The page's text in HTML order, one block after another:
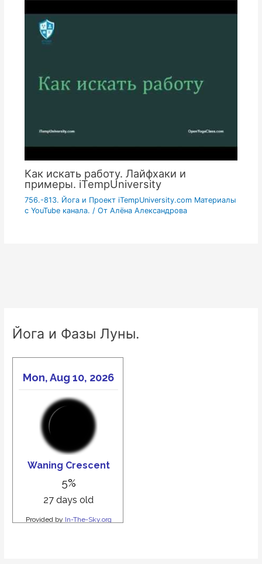
Как искать работу. Лайфхаки и
примеры. iTempUniversity
756.-813. Йога и Проект iTempUniversity.com Материалы
с YouTube канала. / От Алёна Александрова
Йога и Фазы Луны.